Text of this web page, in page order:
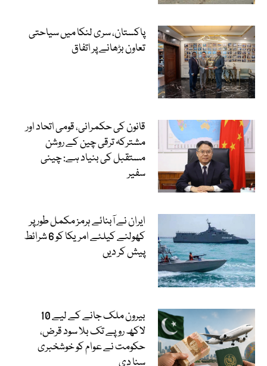
پاکستان، سری لنکا میں سیاحتی
تعاون بڑھانے پر اتفاق
قانون کی حکمرانی، قومی اتحاد اور
مشترکہ ترقی چین کے روشن
مستقبل کی بنیاد ہے: چینی
سفیر
ایران نے آبنائے ہرمز مکمل طور پر
کھولنے کیلئے امریکا کو 6 شرائط
پیش کر دیں
بیرون ملک جانے کے لیے 10
لاکھ روپے تک بلا سود قرض،
حکومت نے عوام کو خوشخبری
سنا دی